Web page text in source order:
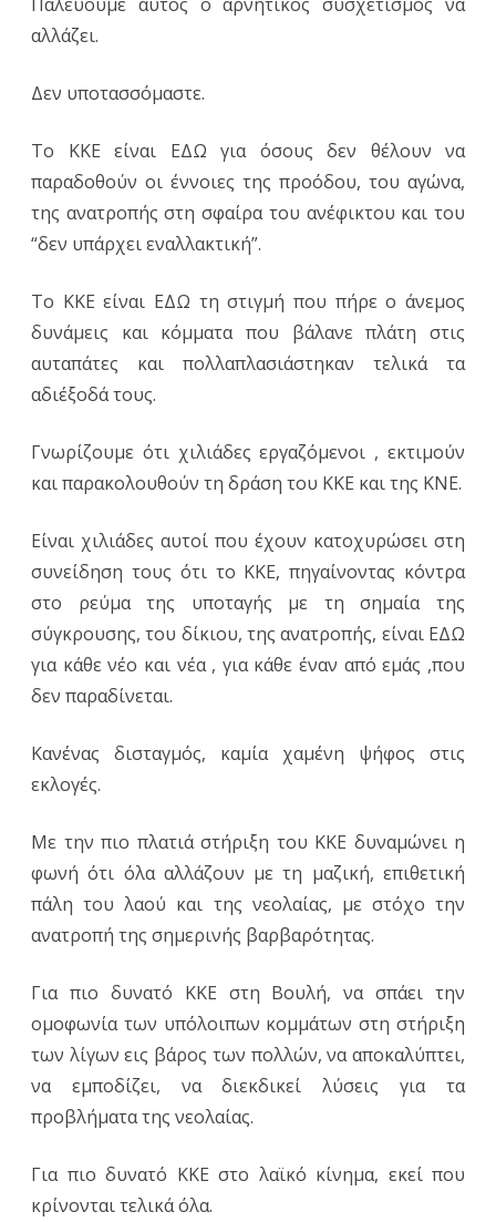
αλλάζει.
Δεν υποτασσόμαστε.
Το ΚΚΕ είναι ΕΔΩ για όσους δεν θέλουν να
παραδοθούν οι έννοιες της προόδου, του αγώνα,
της ανατροπής στη σφαίρα του ανέφικτου και του
“δεν υπάρχει εναλλακτική”.
Το ΚΚΕ είναι ΕΔΩ τη στιγμή που πήρε ο άνεμος
δυνάμεις και κόμματα που βάλανε πλάτη στις
αυταπάτες και πολλαπλασιάστηκαν τελικά τα
αδιέξοδά τους.
Γνωρίζουμε ότι χιλιάδες εργαζόμενοι , εκτιμούν
και παρακολουθούν τη δράση του ΚΚΕ και της ΚΝΕ.
Είναι χιλιάδες αυτοί που έχουν κατοχυρώσει στη
συνείδηση τους ότι το ΚΚΕ, πηγαίνοντας κόντρα
στο ρεύμα της υποταγής με τη σημαία της
σύγκρουσης, του δίκιου, της ανατροπής, είναι ΕΔΩ
για κάθε νέο και νέα , για κάθε έναν από εμάς ,που
δεν παραδίνεται.
Κανένας δισταγμός, καμία χαμένη ψήφος στις
εκλογές.
Με την πιο πλατιά στήριξη του ΚΚΕ δυναμώνει η
φωνή ότι όλα αλλάζουν με τη μαζική, επιθετική
πάλη του λαού και της νεολαίας, με στόχο την
ανατροπή της σημερινής βαρβαρότητας.
Για πιο δυνατό ΚΚΕ στη Βουλή, να σπάει την
ομοφωνία των υπόλοιπων κομμάτων στη στήριξη
των λίγων εις βάρος των πολλών, να αποκαλύπτει,
να εμποδίζει, να διεκδικεί λύσεις για τα
προβλήματα της νεολαίας.
Για πιο δυνατό ΚΚΕ στο λαϊκό κίνημα, εκεί που
κρίνονται τελικά όλα.